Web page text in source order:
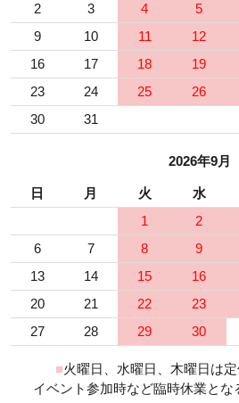
2
3 4 5
9
10 11 12
16
17 18 19
23
24 25 26
30
31
2026年9月
日 月 火 水
1
2
6
7 8 9
13
14 15 16
20
21 22 23
27
28 29 30
■火曜日、水曜日、木曜日は定
イベント参加時など臨時休業とな